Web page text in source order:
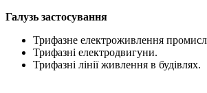
Галузь застосування
Трифазне електроживлення
Трифазні електродвигуни.
Трифазні лінії живлення в будівлях.